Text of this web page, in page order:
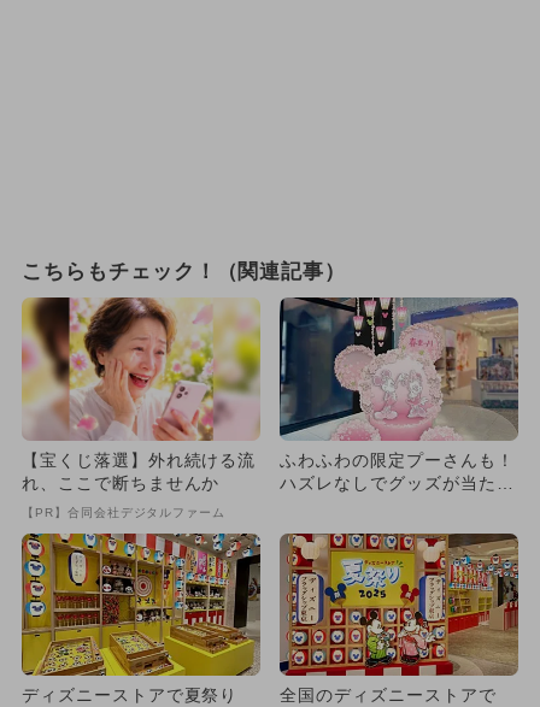
こちらもチェック！（関連記事）
【宝くじ落選】外れ続ける流
れ、ここで断ちませんか
【PR】合同会社デジタルファーム
ふわふわの限定プーさんも！
ハズレなしでグッズが当たる
ディズニーストアで夏祭り
全国のディズニーストアで